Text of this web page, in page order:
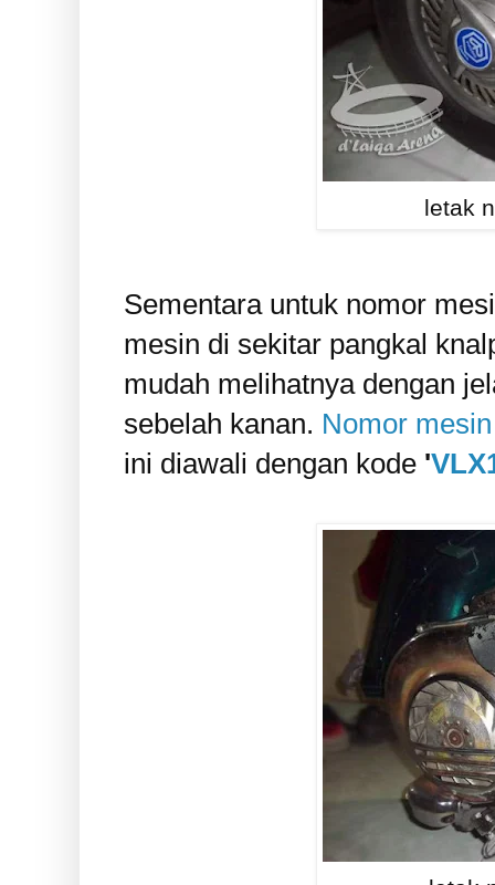
letak
Sementara untuk nomor
mesin di sekitar pangkal
mudah melihatnya dengan
sebelah kanan. Nomor mesin
ini diawali dengan kode '